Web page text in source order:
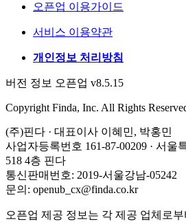
오픈업 이용가이드
서비스 이용약관
개인정보 처리방침
버전 정보 오픈업 v8.5.15
Copyright Finda, Inc. All Rights
(주)핀다 · 대표이사 이혜민, 박홍민
사업자등록번호 161-87-00209 · 서울
518 4층 핀다
통신판매번호: 2019-서울강남-05242
문의: openub_cx@finda.co.kr
오픈업 제공 정보는 각 제공 업체로